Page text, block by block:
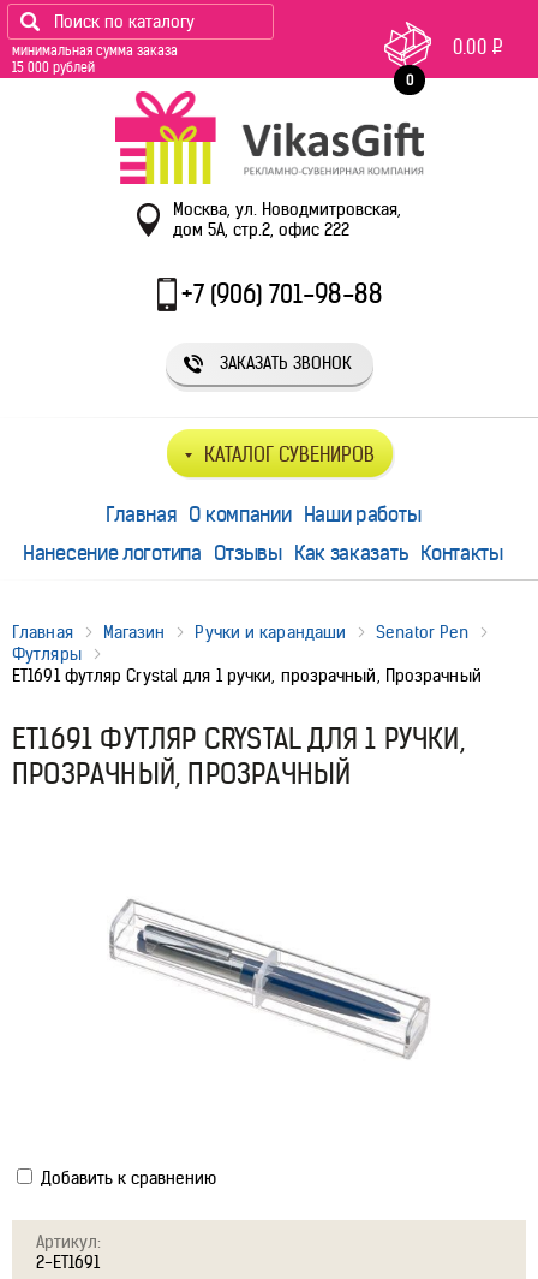
минимальная сумма заказа
15 000 рублей
0
0.00 Р
Москва, ул. Новодмитровская,
дом 5А, стр.2, офис 222
+7 (906) 701-98-88
ЗАКАЗАТЬ ЗВОНОК
КАТАЛОГ СУВЕНИРОВ
Главная О компании Наши работы
Нанесение логотипа Отзывы Как заказать Контакты
Главная Магазин Ручки и карандаши
Senator Pen
Футляры
ET1691 футляр Crystal для 1 ручки, прозрачный, Прозрачный
ET1691 ФУТЛЯР CRYSTAL ДЛЯ 1 РУЧКИ,
ПРОЗРАЧНЫЙ, ПРОЗРАЧНЫЙ
Добавить к сравнению
Артикул:
2-ET1691